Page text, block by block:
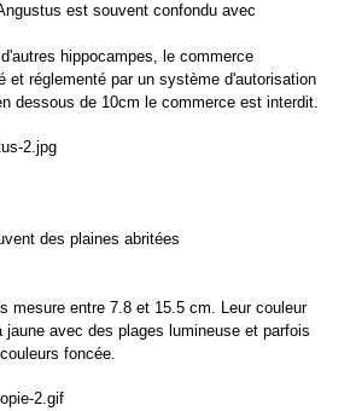
est souvent confondu avec
hippocampes, le commerce
et réglementé par un système d'autorisation
dessous de 10cm le commerce est interdit.
des plaines abritées
mesure entre 7.8 et 15.5 cm. Leur couleur
jaune avec des plages lumineuse et parfois
foncée.